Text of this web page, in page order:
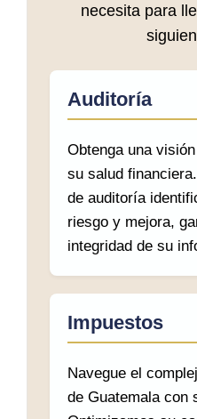
necesita para
Auditoría
Obtenga una
su salud
de auditoría
riesgo y mejora,
integridad de su
Impuestos
Navegue el
de Guatemala con